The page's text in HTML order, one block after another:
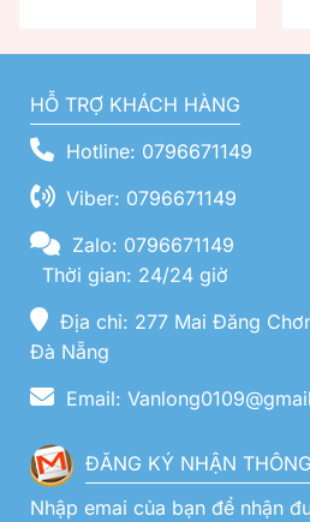
HỖ TRỢ KHÁCH HÀNG
Hotline: 0796671149
Viber: 0796671149
Zalo: 0796671149
Thời gian: 24/24 giờ
Địa chỉ: 277 Mai Đăng
Đà Nẵng
Email:
ĐĂNG KÝ NHẬN
Nhập emai của bạn để nhận